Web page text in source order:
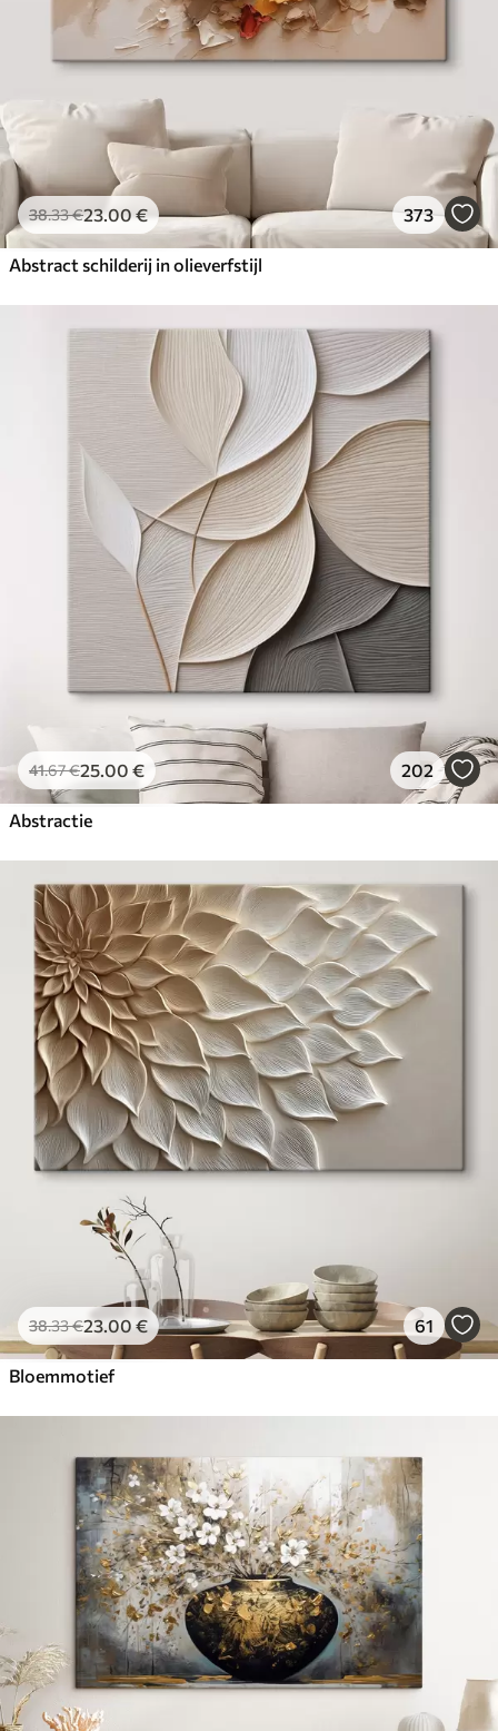
38.33€23.00€ 373
Abstract schilderij in olieverfstijl
41.67€25.00 € 202
Abstractie
38.33€23.00 € 61
Bloemmotief